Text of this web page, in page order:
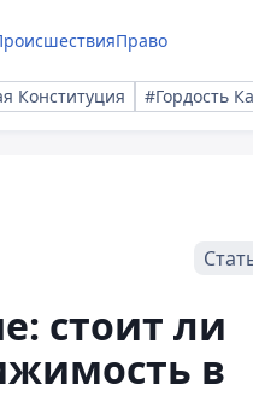
Право
Конституция #Гордость
стоит ли
в